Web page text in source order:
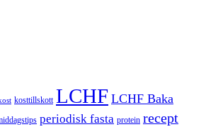
kosttillskott LCHF LCHF Baka
periodisk fasta protein recept